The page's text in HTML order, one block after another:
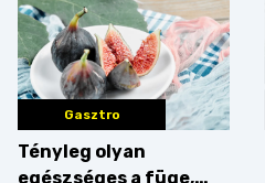
Gasztro
Tényleg olyan
egészséges a füge,